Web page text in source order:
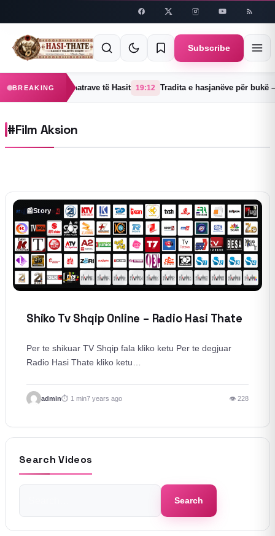
Subscribe
BREAKING
një prej 38 fshatrave të Hasit 19:12 Tradita e hasjanëve për bukë –
#Film Aksion
📰Story
Shiko Tv Shqip Online – Radio Hasi Thate
Per te shikuar TV Shqip fala kliko ketu Per te degjuar
Radio Hasi Thate kliko ketu…
admin 1 min7 years ago 👁 228
Search Videos
Search